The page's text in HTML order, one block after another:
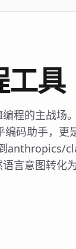
工具
程的主战场
编码助手，
言意图转化